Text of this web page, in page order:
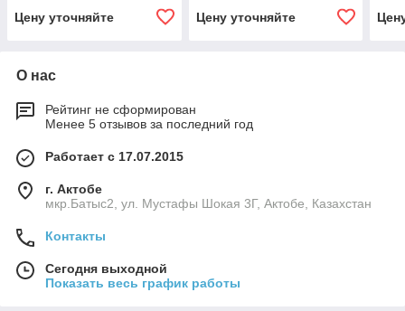
Цену уточняйте Цену уточняйте
О нас
Рейтинг не сформирован
Менее 5 отзывов за последний год
Работает с 17.07.2015
г. Актобе
мкр.Батыс2, ул. Мустафы Шокая 3Г, Актобе, Казахстан
Контакты
Сегодня выходной
Показать весь график работы